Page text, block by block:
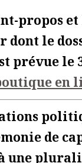
propos
dont le
prévue le
en
de
à une